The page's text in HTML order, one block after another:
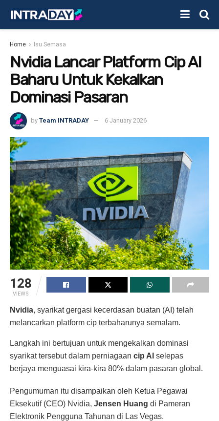
Home Isu Semasa
Nvidia Lancar Platform Cip AI
Baharu Untuk Kekalkan
Dominasi Pasaran
by Team INTRADAY 6 January 2026
128
VIEWS
Nvidia, syarikat gergasi kecerdasan buatan (AI) telah
melancarkan platform cip terbaharunya semalam.
Langkah ini bertujuan untuk mengekalkan dominasi
syarikat tersebut dalam perniagaan cip AI selepas
berjaya menguasai kira-kira 80% dalam pasaran global.
Pengumuman itu disampaikan oleh Ketua Pegawai
Eksekutif (CEO) Nvidia, Jensen Huang di Pameran
Elektronik Pengguna Tahunan di Las Vegas.